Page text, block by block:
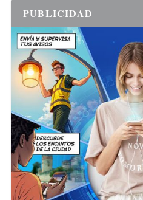
PUBLICIDAD